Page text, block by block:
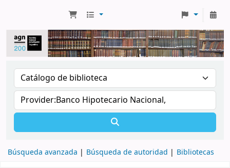
Búsqueda avanzada Búsqueda de autoridad Bibliotecas